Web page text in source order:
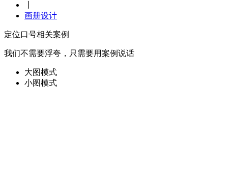
画册设计
定位口号相关案例
我们不需要浮夸，只需要用案例说话
大图模式
小图模式